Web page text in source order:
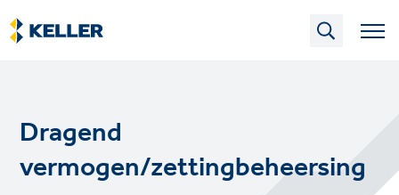
Skip
to
main
Dragend
vermogen/zettingbeheersing